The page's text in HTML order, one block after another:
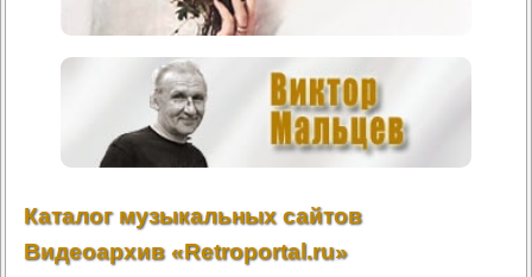
Каталог музыкальных сайтов
Видеоархив «Retroportal.ru»